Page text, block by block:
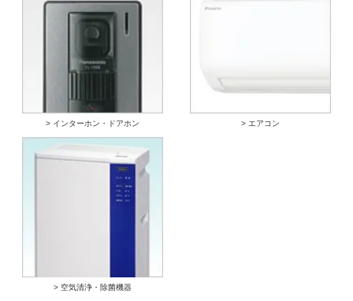
> インターホン・ドアホン > エアコン
> 空気清浄・除菌機器